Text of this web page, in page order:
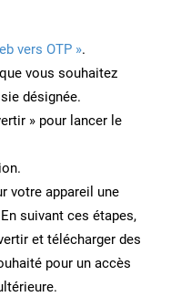
vers OTP ».
vous souhaitez
désignée.
» pour lancer le
votre appareil une
suivant ces étapes,
et télécharger des
pour un accès